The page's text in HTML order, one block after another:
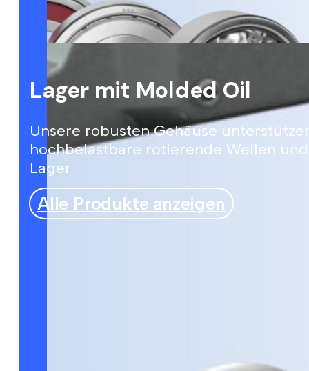
Lager mit Molded Oil
Unsere robusten Gehäuse
hochbelastbare rotierende Wellen und
Lager.
Alle Produkte anzeigen